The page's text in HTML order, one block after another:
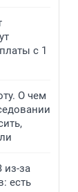
с 1
О чем
из-за
есть